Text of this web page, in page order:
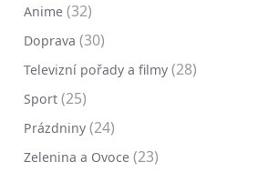
Anime (32)
Doprava (30)
Televizní pořady a filmy (28)
Sport (25)
Prázdniny (24)
Zelenina a Ovoce (23)